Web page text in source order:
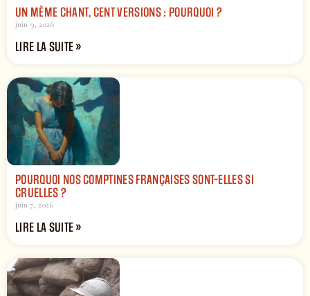
UN MÊME CHANT, CENT VERSIONS : POURQUOI ?
juin 9, 2026
LIRE LA SUITE »
POURQUOI NOS COMPTINES FRANÇAISES SONT-ELLES SI
CRUELLES ?
juin 7, 2026
LIRE LA SUITE »